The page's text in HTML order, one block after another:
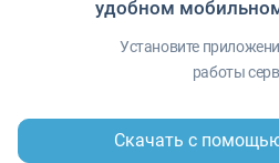
Анжелика Керпань
удобном
Установите
работы
Скачать с